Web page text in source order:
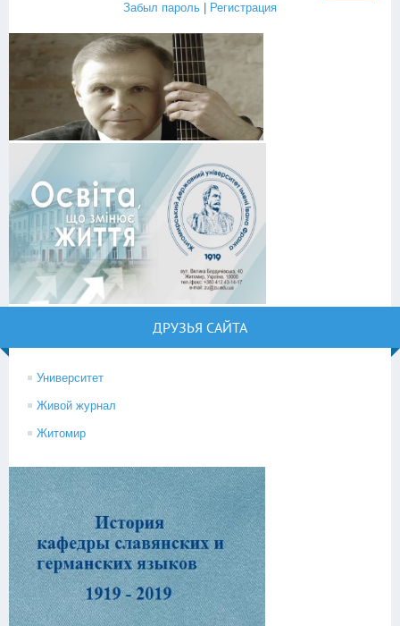
Забыл пароль
Регистрация
ДРУЗЬЯ САЙТА
Университет
Живой журнал
Житомир